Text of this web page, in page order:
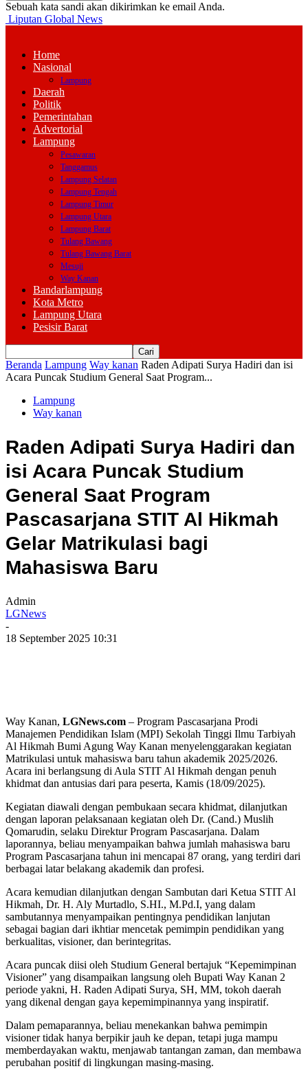
Sebuah kata sandi akan dikirimkan ke email Anda.
Liputan Global News
Home
Nasional
Lampung
Daerah
Politik
Pemerintahan
Advertorial
Lampung
Pesawaran
Tanggamus
Lampung Selatan
Lampung Tengah
Lampung Timur
Lampung Utara
Lampung Barat
Tulang Bawang
Tulang Bawang Barat
Mesuji
Way Kanan
Bandarlampung
Kota Metro
Lampung Utara
Pesisir Barat
Beranda Lampung Way kanan Raden Adipati Surya Hadiri dan isi
Acara Puncak Studium General Saat Program...
Lampung
Way kanan
Raden Adipati Surya Hadiri dan
isi Acara Puncak Studium
General Saat Program
Pascasarjana STIT Al Hikmah
Gelar Matrikulasi bagi
Mahasiswa Baru
Admin
LGNews
-
18 September 2025 10:31
Way Kanan, LGNews.com – Program Pascasarjana Prodi
Manajemen Pendidikan Islam (MPI) Sekolah Tinggi Ilmu Tarbiyah
Al Hikmah Bumi Agung Way Kanan menyelenggarakan kegiatan
Matrikulasi untuk mahasiswa baru tahun akademik 2025/2026.
Acara ini berlangsung di Aula STIT Al Hikmah dengan penuh
khidmat dan antusias dari para peserta, Kamis (18/09/2025).
Kegiatan diawali dengan pembukaan secara khidmat, dilanjutkan
dengan laporan pelaksanaan kegiatan oleh Dr. (Cand.) Muslih
Qomarudin, selaku Direktur Program Pascasarjana. Dalam
laporannya, beliau menyampaikan bahwa jumlah mahasiswa baru
Program Pascasarjana tahun ini mencapai 87 orang, yang terdiri dari
berbagai latar belakang akademik dan profesi.
Acara kemudian dilanjutkan dengan Sambutan dari Ketua STIT Al
Hikmah, Dr. H. Aly Murtadlo, S.HI., M.Pd.I, yang dalam
sambutannya menyampaikan pentingnya pendidikan lanjutan
sebagai bagian dari ikhtiar mencetak pemimpin pendidikan yang
berkualitas, visioner, dan berintegritas.
Acara puncak diisi oleh Studium General bertajuk “Kepemimpinan
Visioner” yang disampaikan langsung oleh Bupati Way Kanan 2
periode yakni, H. Raden Adipati Surya, SH, MM, tokoh daerah
yang dikenal dengan gaya kepemimpinannya yang inspiratif.
Dalam pemaparannya, beliau menekankan bahwa pemimpin
visioner tidak hanya berpikir jauh ke depan, tetapi juga mampu
memberdayakan waktu, menjawab tantangan zaman, dan membawa
perubahan positif di lingkungan masing-masing.